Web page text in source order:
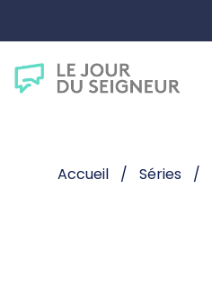
Accueil Séries